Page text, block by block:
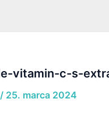
vitamin-c-s-
/ 25. marca 2024